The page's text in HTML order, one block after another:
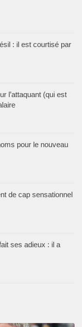
: il est courtisé par
l’attaquant (qui est
pour le nouveau
de cap sensationnel
ses adieux : il a